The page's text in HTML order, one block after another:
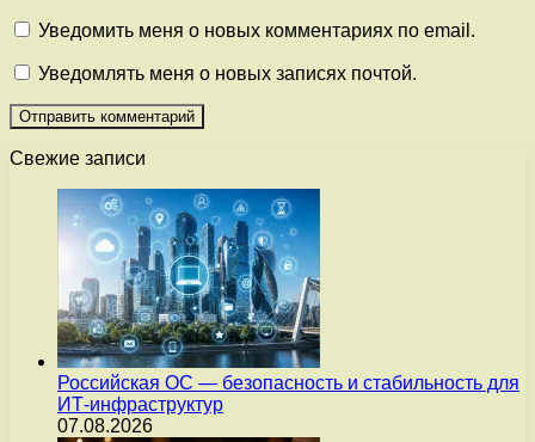
Уведомить меня о новых комментариях по email.
Уведомлять меня о новых записях почтой.
Свежие записи
Российская ОС — безопасность и стабильность для
ИТ-инфраструктур
07.08.2026